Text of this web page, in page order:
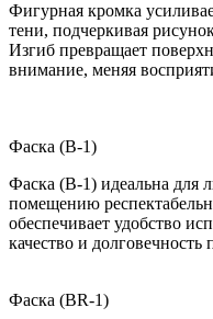
Фигурная кромка
тени, подчеркивая
Изгиб превращает
внимание, меняя
Фаска (B-1)
Фаска (B-1) идеальна для
помещению
обеспечивает удобство
качество и долговечность
Фаска (BR-1)